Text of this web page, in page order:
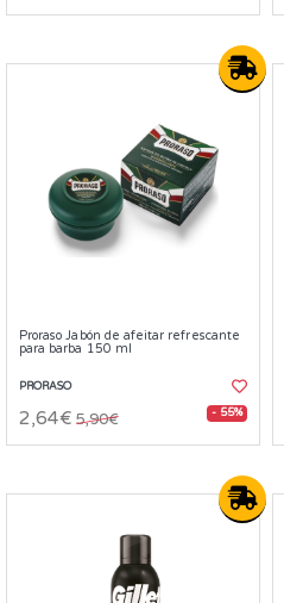
Proraso Jabón de afeitar refrescante
para barba 150 ml
PRORASO
2,64€ 5,90€ - 55%